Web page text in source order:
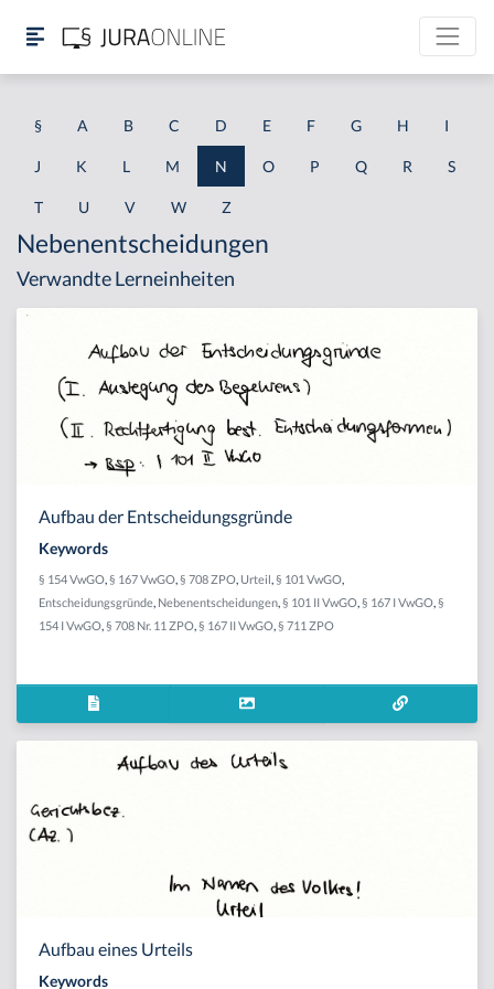
§ A B C D E F G H I
J K L M N O P Q R S
T U V W Z
Nebenentscheidungen
Verwandte Lerneinheiten
Aufbau der Entscheidungsgründe
Keywords
§ 154 VwGO § 167 VwGO § 708 ZPO Urteil § 101 VwGO
Entscheidungsgründe Nebenentscheidungen § 101 II VwGO § 167 I VwGO §
154 I VwGO § 708 Nr. 11 ZPO § 167 II VwGO § 711 ZPO
Aufbau eines Urteils
Keywords